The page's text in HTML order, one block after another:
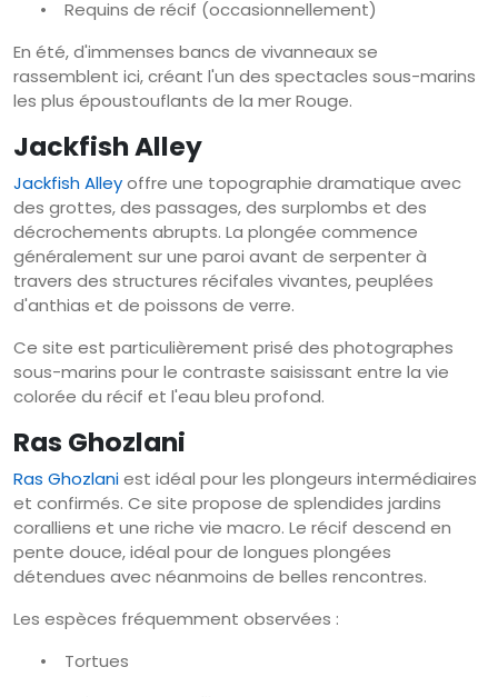
•
Requins de récif (occasionnellement)
En été, d'immenses bancs de vivanneaux se
rassemblent ici, créant l'un des spectacles sous-marins
les plus époustouflants de la mer Rouge.
Jackfish Alley
Jackfish Alleyoffre une topographie dramatique avec
des grottes, des passages, des surplombs et des
décrochements abrupts. La plongée commence
généralement sur une paroi avant de serpenter à
travers des structures récifales vivantes, peuplées
d'anthias et de poissons de verre.
Ce site est particulièrement prisé des photographes
sous-marins pour le contraste saisissant entre la vie
colorée du récif et l'eau bleu profond.
Ras Ghozlani
Ras Ghozlaniest idéal pour les plongeurs intermédiaires
et confirmés. Ce site propose de splendides jardins
coralliens et une riche vie macro. Le récif descend en
pente douce, idéal pour de longues plongées
détendues avec néanmoins de belles rencontres.
Les espèces fréquemment observées :
•
Tortues